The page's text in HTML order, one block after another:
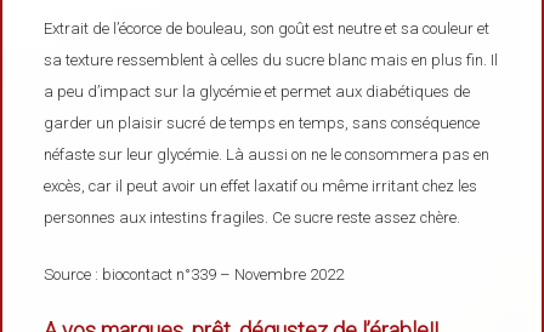
Extrait de l’écorce de bouleau, son goût est neutre et sa couleur et
sa texture ressemblent à celles du sucre blanc mais en plus fin. Il
a peu d’impact sur la glycémie et permet aux diabétiques de
garder un plaisir sucré de temps en temps, sans conséquence
néfaste sur leur glycémie. Là aussi on ne le consommera pas en
excès, car il peut avoir un effet laxatif ou même irritant chez les
personnes aux intestins fragiles. Ce sucre reste assez chère.
Source : biocontact n°339 – Novembre 2022